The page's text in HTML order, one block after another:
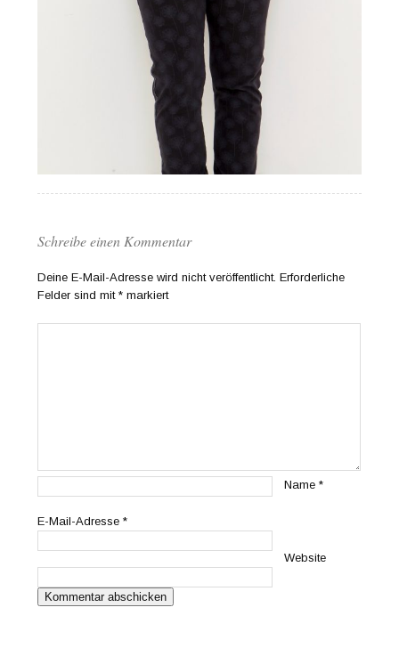
Schreibe einen Kommentar
Deine E-Mail-Adresse wird nicht veröffentlicht. Erforderliche
Felder sind mit* markiert
Name*
E-Mail-Adresse*
Website